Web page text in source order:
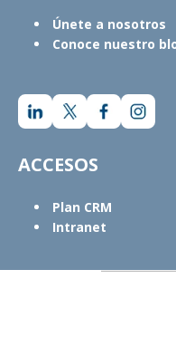
Únete a nosotros
Conoce nuestro
ACCESOS
Plan CRM
Intranet